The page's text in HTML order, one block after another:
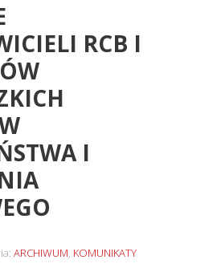
RCB I
I
ARCHIWUM, KOMUNIKATY